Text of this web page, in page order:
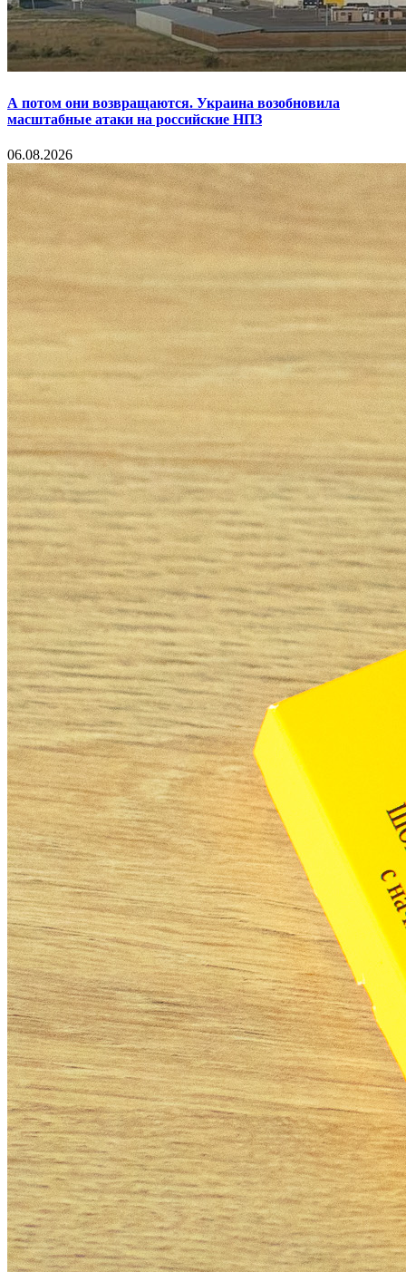
А потом они возвращаются. Украина возобновила
масштабные атаки на российские НПЗ
06.08.2026